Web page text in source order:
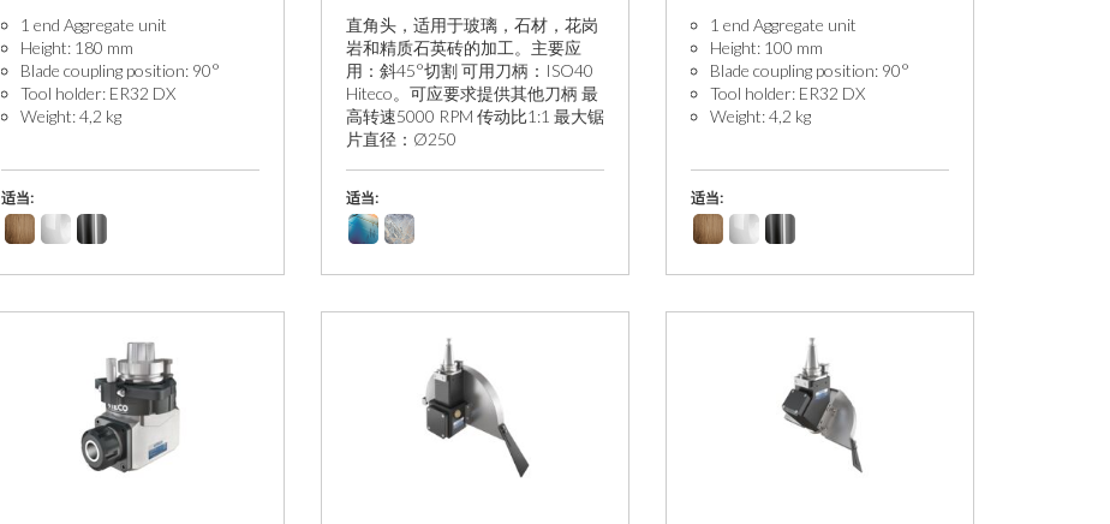
1 end Aggregate unit
Height: 180 mm
Blade coupling position: 90°
Tool holder: ER32 DX
Weight: 4,2 kg
适当:
直角头，适用于玻璃，石材，花岗
岩和精质石英砖的加工。主要应
用：斜45°切割 可用刀柄：ISO40
Hiteco。可应要求提供其他刀柄 最
高转速5000 RPM 传动比1:1 最大锯
片直径：Ø250
适当:
1 end Aggregate unit
Height: 100 mm
Blade coupling position: 90°
Tool holder: ER32 DX
Weight: 4,2 kg
适当: